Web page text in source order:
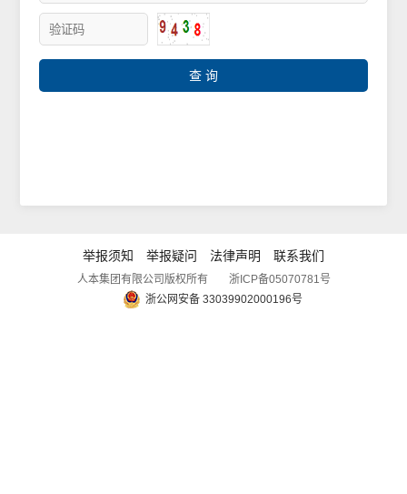
查 询
举报须知 举报疑问 法律声明 联系我们
人本集团有限公司版权所有
浙ICP备05070781号
浙公网安备 33039902000196号